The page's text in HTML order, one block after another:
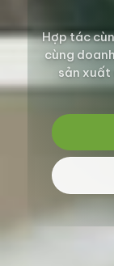
Hợp tác
cùng
sản xuất